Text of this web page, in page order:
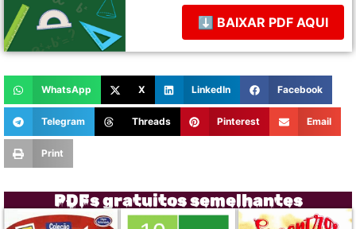
⬇ BAIXAR PDF AQUI
WhatsApp X LinkedIn Facebook
Telegram Threads Pinterest Email
Print
PDFs gratuitos semelhantes